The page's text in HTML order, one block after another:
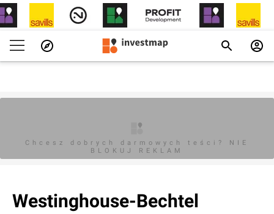
Chcesz dobrych darmowych teści? NIE
BLOKUJ REKLAM
Westinghouse-Bechtel